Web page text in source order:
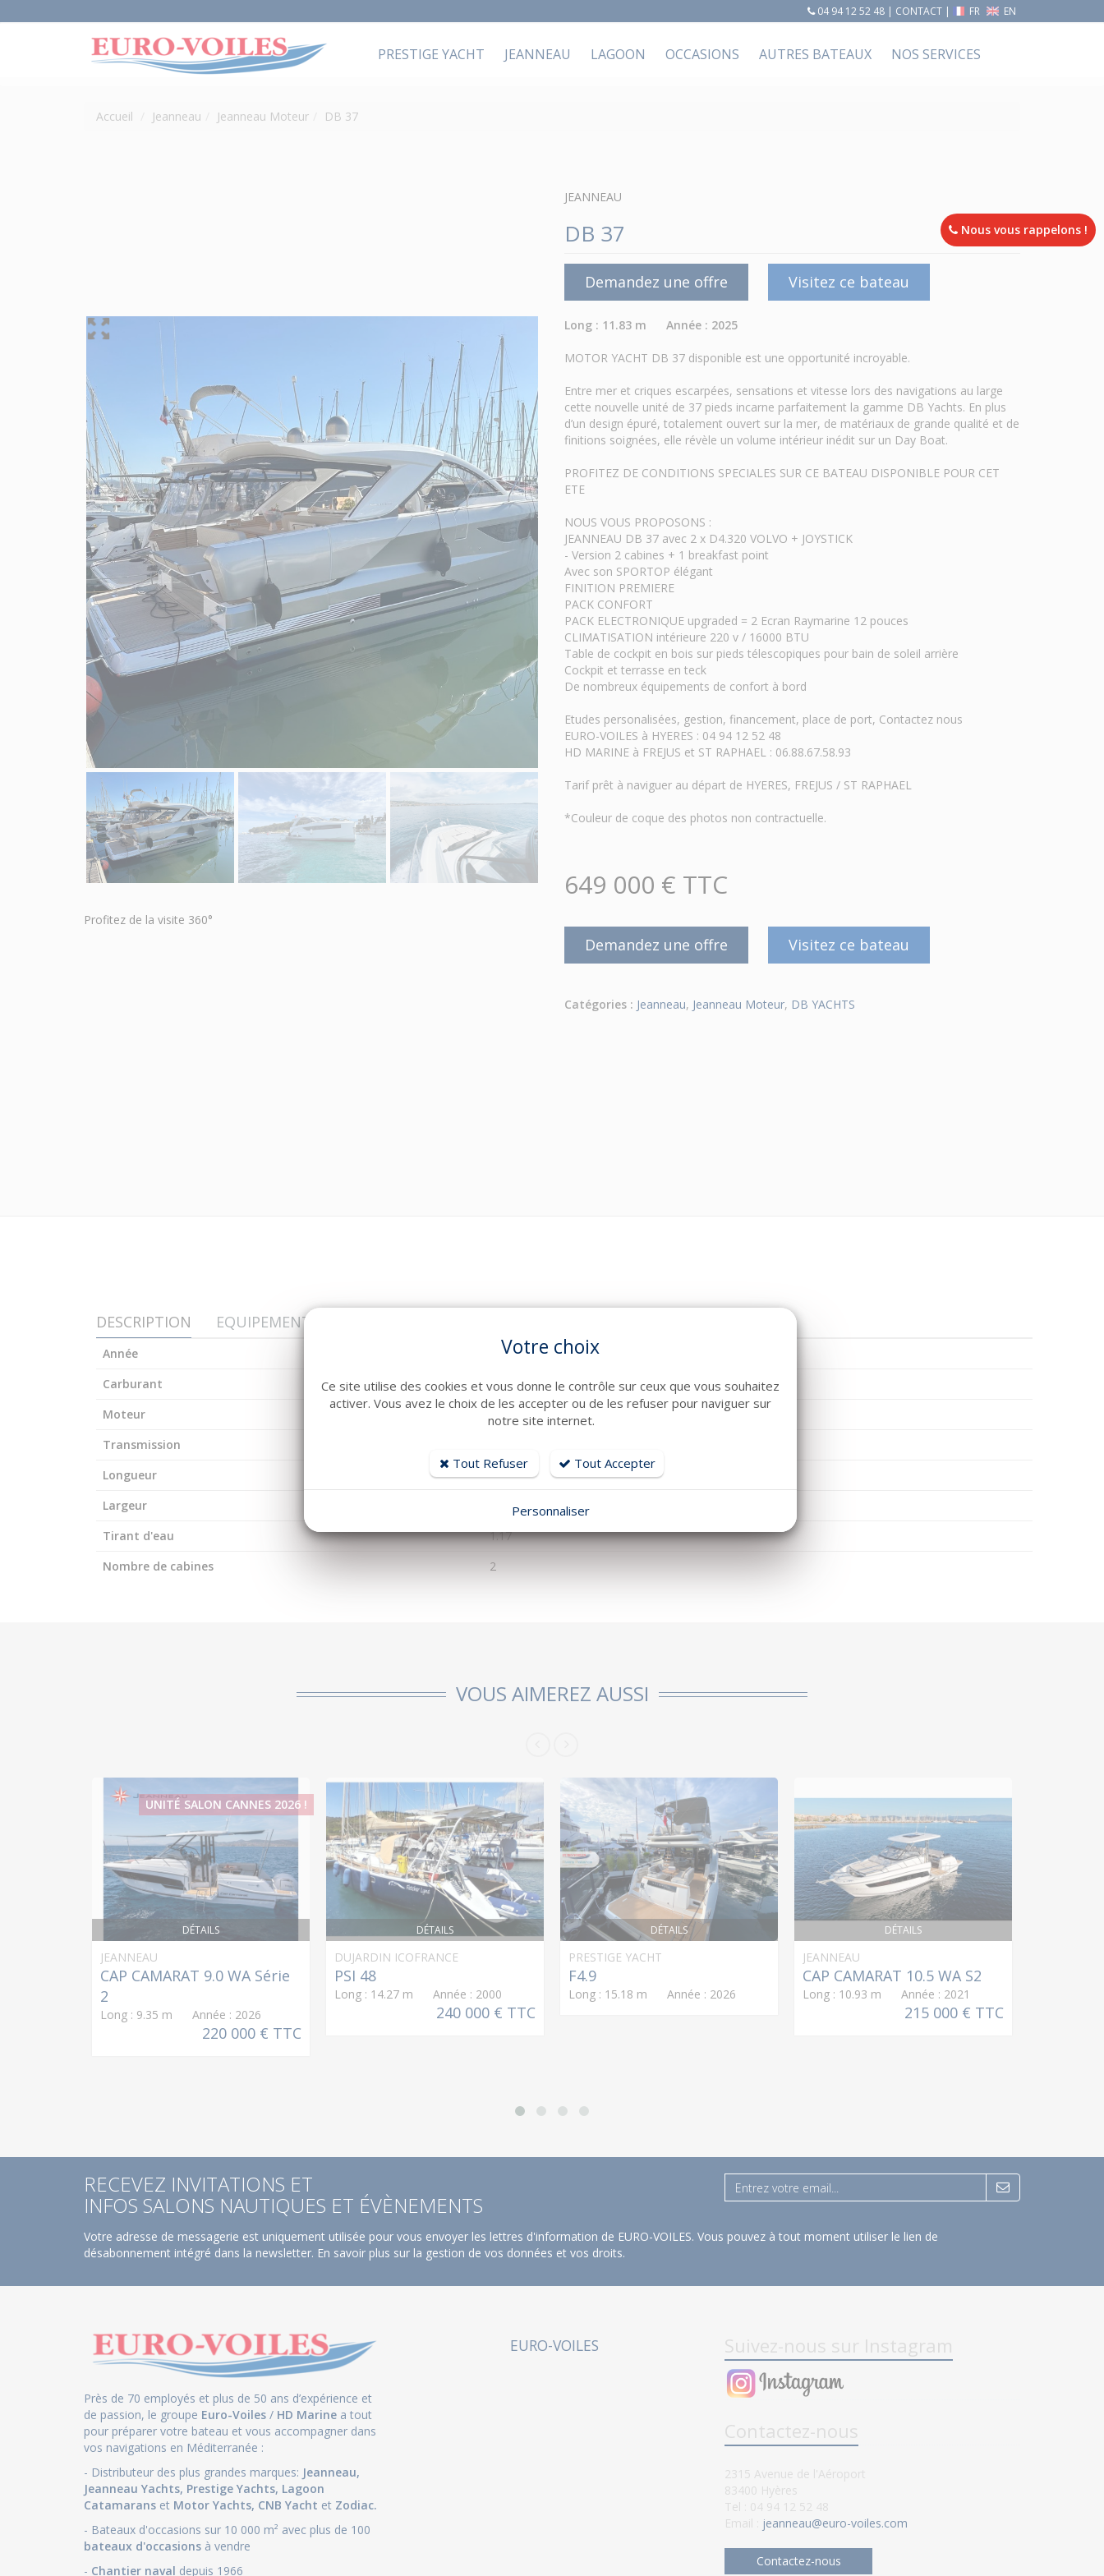
04 94 12 52 48| CONTACT| FR EN
PRESTIGE YACHT JEANNEAU LAGOON OCCASIONS AUTRES BATEAUX NOS SERVICES
Accueil Jeanneau Jeanneau Moteur DB 37
Profitez de la visite 360°
JEANNEAU
DB 37
Demandez une offre Visitez ce bateau
Long : 11.83 m Année : 2025
MOTOR YACHT DB 37 disponible est une opportunité incroyable.
Entre mer et criques escarpées, sensations et vitesse lors des navigations au large
cette nouvelle unité de 37 pieds incarne parfaitement la gamme DB Yachts. En plus
d’un design épuré, totalement ouvert sur la mer, de matériaux de grande qualité et de
finitions soignées, elle révèle un volume intérieur inédit sur un Day Boat.
PROFITEZ DE CONDITIONS SPECIALES SUR CE BATEAU DISPONIBLE POUR CET
ETE
NOUS VOUS PROPOSONS :
JEANNEAU DB 37 avec 2 x D4.320 VOLVO + JOYSTICK
- Version 2 cabines + 1 breakfast point
Avec son SPORTOP élégant
FINITION PREMIERE
PACK CONFORT
PACK ELECTRONIQUE upgraded = 2 Ecran Raymarine 12 pouces
CLIMATISATION intérieure 220 v / 16000 BTU
Table de cockpit en bois sur pieds télescopiques pour bain de soleil arrière
Cockpit et terrasse en teck
De nombreux équipements de confort à bord
Etudes personalisées, gestion, financement, place de port, Contactez nous
EURO-VOILES à HYERES : 04 94 12 52 48
HD MARINE à FREJUS et ST RAPHAEL : 06.88.67.58.93
Tarif prêt à naviguer au départ de HYERES, FREJUS / ST RAPHAEL
*Couleur de coque des photos non contractuelle.
649 000 € TTC
Demandez une offre Visitez ce bateau
Catégories : Jeanneau, Jeanneau Moteur, DB YACHTS
DESCRIPTION EQUIPEMENT
Année
2025
Carburant
Diesel
Moteur
D4-320 VOLVO avec JOYSTICK
Transmission
Longueur
11.83
Largeur
Tirant d'eau
1.17
Nombre de cabines
2
VOUS AIMEREZ AUSSI
DÉTAILS
UNITÉ SALON CANNES 2026 !
JEANNEAU
CAP CAMARAT 9.0 WA Série
2
Long : 9.35 m Année : 2026
220 000 € TTC
DÉTAILS
DUJARDIN ICOFRANCE
PSI 48
Long : 14.27 m Année : 2000
240 000 € TTC
DÉTAILS
PRESTIGE YACHT
F4.9
Long : 15.18 m Année : 2026
DÉTAILS
JEANNEAU
CAP CAMARAT 10.5 WA S2
Long : 10.93 m Année : 2021
215 000 € TTC
RECEVEZ INVITATIONS ET
INFOS SALONS NAUTIQUES ET ÉVÈNEMENTS
Votre adresse de messagerie est uniquement utilisée pour vous envoyer les lettres d'information de EURO-VOILES. Vous pouvez à tout moment utiliser le lien de
désabonnement intégré dans la newsletter. En savoir plus sur la gestion de vos données et vos droits.
Près de 70 employés et plus de 50 ans d’expérience et
de passion, le groupe Euro-Voiles / HD Marine a tout
pour préparer votre bateau et vous accompagner dans
vos navigations en Méditerranée :
- Distributeur des plus grandes marques: Jeanneau,
Jeanneau Yachts, Prestige Yachts, Lagoon
Catamarans et Motor Yachts, CNB Yacht et Zodiac.
- Bateaux d'occasions sur 10 000 m² avec plus de 100
bateaux d'occasions à vendre
- Chantier naval depuis 1966
EURO-VOILES Suivez-nous sur Instagram
Contactez-nous
2315 Avenue de l'Aéroport
83400 Hyères
Tel : 04 94 12 52 48
Email :
jeanneau@euro-voiles.com
Contactez-nous
Nous vous rappelons !
Votre choix
Ce site utilise des cookies et vous donne le contrôle sur ceux que vous souhaitez
activer. Vous avez le choix de les accepter ou de les refuser pour naviguer sur
notre site internet.
Tout Refuser Tout Accepter
Personnaliser